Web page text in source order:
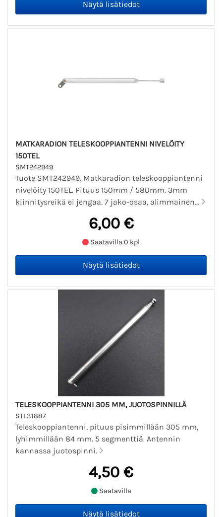
MATKARADION TELESKOOPPIANTENNI NIVELÖITY
150TEL
SMT242949
Tuote SMT242949. Matkaradion teleskooppiantenni
nivelöity 150TEL. Pituus 150mm / 580mm. 3mm
kiinnitysreikä ei jengaa. 7 jako-osaa, alimmainen...
6,00 €
Saatavilla 0 kpl
TELESKOOPPIANTENNI 305 MM, JUOTOSPINNILLÄ
STL31887
Teleskooppiantenni, pituus pisimmillään 305 mm,
lyhimmillään 84 mm. 5 segmenttiä. Antennin
kannassa juotospinni.
4,50 €
Saatavilla